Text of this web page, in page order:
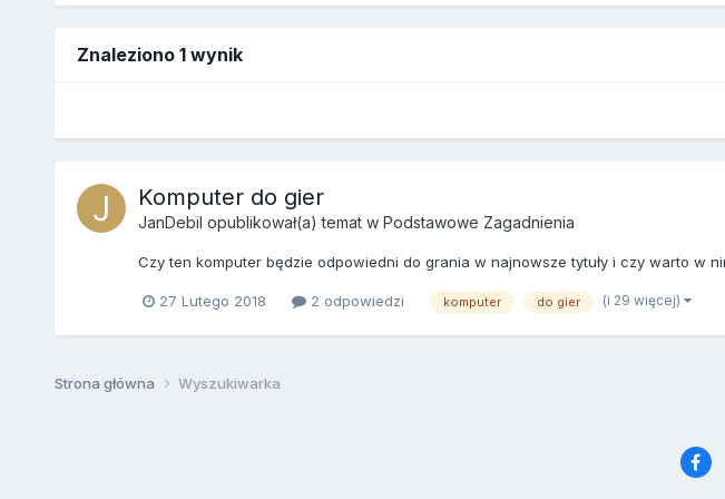
Znaleziono 1 wynik
Komputer do gier
JanDebil opublikował(a) temat w Podstawowe Zagadnienia
Czy ten komputer będzie odpowiedni do grania w najnowsze tytuły i czy warto w
27 Lutego 2018 2 odpowiedzi komputer do gier (i 29 więcej)
Strona główna Wyszukiwarka